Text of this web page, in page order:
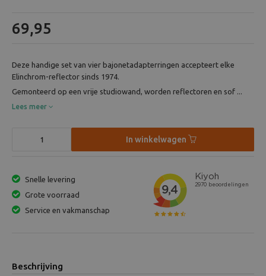
69,95
Deze handige set van vier bajonetadapterringen accepteert elke
Elinchrom-reflector sinds 1974.
Gemonteerd op een vrije studiowand, worden reflectoren en sof ...
Lees meer
In winkelwagen
Snelle levering
Grote voorraad
Service en vakmanschap
Beschrijving